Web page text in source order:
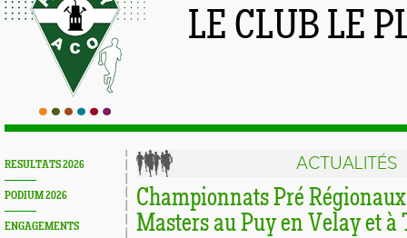
LE CLUB LE
RESULTATS 2026
PODIUM 2026
ENGAGEMENTS
ACTUALITÉS
Championnats Pré
Masters au Puy en Velay et à